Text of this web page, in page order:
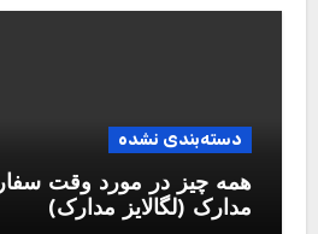
دسته‌بندی نشده
همه چیز در مورد وقت
مدارک (لگالایز مدارک)